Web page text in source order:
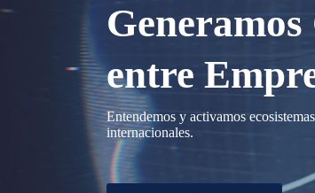
entre
Entendemos y activamos
internacionales.